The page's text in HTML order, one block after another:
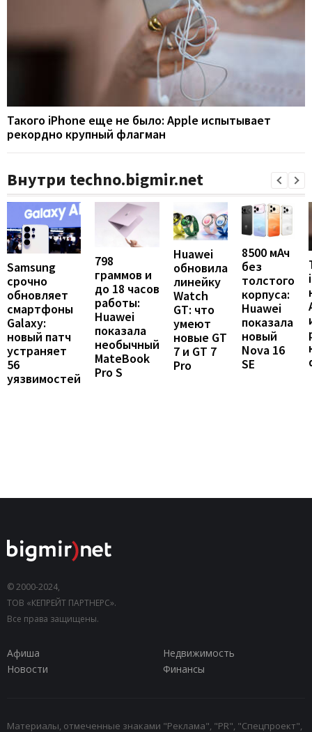
Такого iPhone еще не было: Apple испытывает
рекордно крупный флагман
Внутри techno.bigmir.net
Samsung
срочно
обновляет
смартфоны
Galaxy:
новый патч
устраняет
56
уязвимостей
798
граммов и
до 18 часов
работы:
Huawei
показала
необычный
MateBook
Pro S
Huawei
обновила
линейку
Watch
GT: что
умеют
новые GT
7 и GT 7
Pro
8500 мАч
без
толстого
корпуса:
Huawei
показала
новый
Nova 16
SE
© 2000-2024,
ТОВ «КЕПРЕЙТ ПАРТНЕРС».
Все права защищены.
Афиша
Недвижимость
Новости
Финансы
Материалы, отмеченные знаками "Реклама", "PR", "Спецпроект",